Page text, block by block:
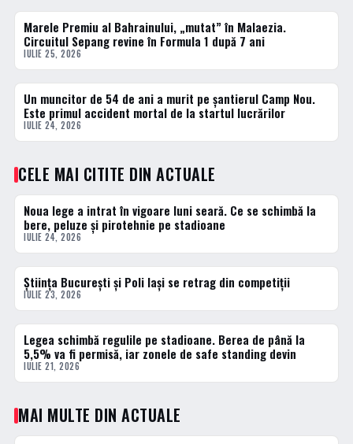
ACTUALE
Marele Premiu al Bahrainului, „mutat” în Malaezia.
Circuitul Sepang revine în Formula 1 după 7 ani
IULIE 25, 2026
ACTUALE
Un muncitor de 54 de ani a murit pe șantierul Camp Nou.
Este primul accident mortal de la startul lucrărilor
IULIE 24, 2026
CELE MAI CITITE DIN ACTUALE
1 · TOP
Noua lege a intrat în vigoare luni seară. Ce se schimbă la
bere, peluze și pirotehnie pe stadioane
IULIE 24, 2026
2 · TOP
Știința București și Poli Iași se retrag din competiții
IULIE 23, 2026
3 · TOP
Legea schimbă regulile pe stadioane. Berea de până la
5,5% va fi permisă, iar zonele de safe standing devin
IULIE 21, 2026
MAI MULTE DIN ACTUALE